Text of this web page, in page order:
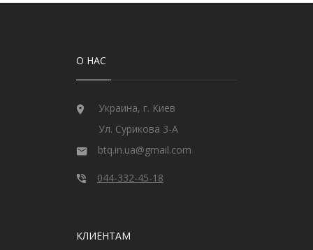
О НАС
Украина, г. Киев
Ул. Сурикова 3-А
btq.in.ua@gmail.com
044-332-45-18
КЛИЕНТАМ